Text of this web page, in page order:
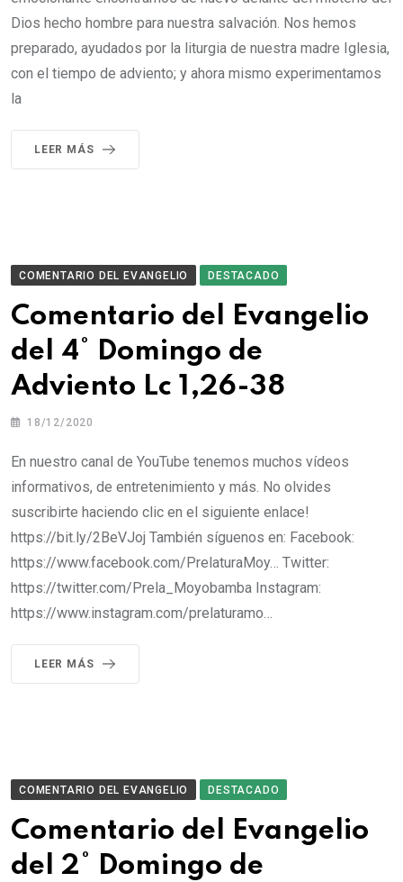
Dios hecho hombre para nuestra salvación. Nos hemos
preparado, ayudados por la liturgia de nuestra madre Iglesia,
con el tiempo de adviento; y ahora mismo experimentamos
la
LEER MÁS
COMENTARIO DEL EVANGELIO DESTACADO
Comentario del Evangelio
del 4° Domingo de
Adviento Lc 1,26-38
18/12/2020
En nuestro canal de YouTube tenemos muchos vídeos
informativos, de entretenimiento y más. No olvides
suscribirte haciendo clic en el siguiente enlace!
https://bit.ly/2BeVJoj También síguenos en: Facebook:
https://www.facebook.com/PrelaturaMoy… Twitter:
https://twitter.com/Prela_Moyobamba Instagram:
https://www.instagram.com/prelaturamo…
LEER MÁS
COMENTARIO DEL EVANGELIO DESTACADO
Comentario del Evangelio
del 2° Domingo de